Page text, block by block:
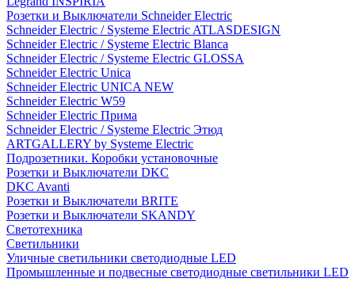
Розетки и Выключатели Schneider Electric
Schneider Electric / Systeme Electric ATLASDESIGN
Schneider Electric / Systeme Electric Blanca
Schneider Electric / Systeme Electric GLOSSA
Schneider Electric Unica
Schneider Electric UNICA NEW
Schneider Electric W59
Schneider Electric Прима
Schneider Electric / Systeme Electric Этюд
ARTGALLERY by Systeme Electric
Подрозетники. Коробки установочные
Розетки и Выключатели DKC
DKC Avanti
Розетки и Выключатели BRITE
Розетки и Выключатели SKANDY
Светотехника
Светильники
Уличные светильники светодиодные LED
Промышленные и подвесные светодиодные светильники LED